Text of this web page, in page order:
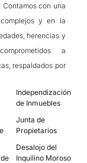
con una
y en la
herencias y
a
respaldados por
Independización
de Inmuebles
Junta de
Propietarios
Desalojo del
Inquilino Moroso